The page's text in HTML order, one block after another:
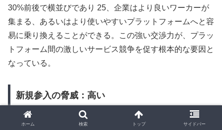
30%前後で横並びであり 25、企業はより良いワーカーが
集まる、あるいはより使いやすいプラットフォームへと容
易に乗り換えることができる。この強い交渉力が、プラッ
トフォーム間の激しいサービス競争を促す根本的な要因と
なっている。
新規参入の脅威：高い
スポットワーク市場への新規参入の脅威は高い。プラット
ホーム 検索 トップ サイドバー